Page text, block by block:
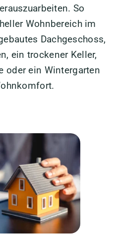
So
Wohnbereich im
Dachgeschoss,
ein trockener Keller,
oder ein Wintergarten